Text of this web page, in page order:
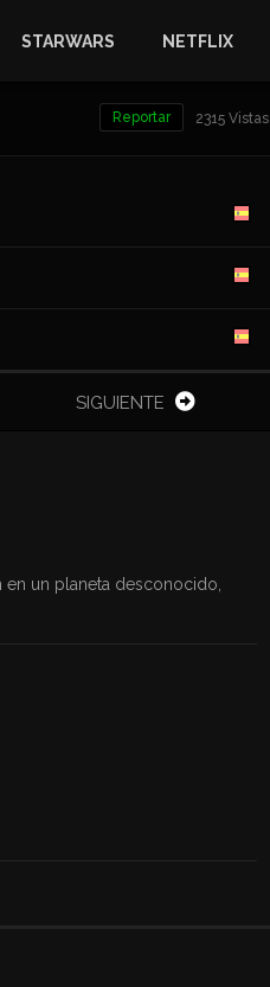
STARWARS NETFLIX
2315 Vistas
Reportar
SIGUIENTE
un planeta desconocido,